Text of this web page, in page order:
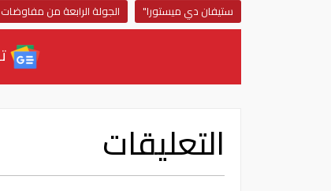
ستيفان دي ميستورا" الجولة الرابعة من
التعليقات